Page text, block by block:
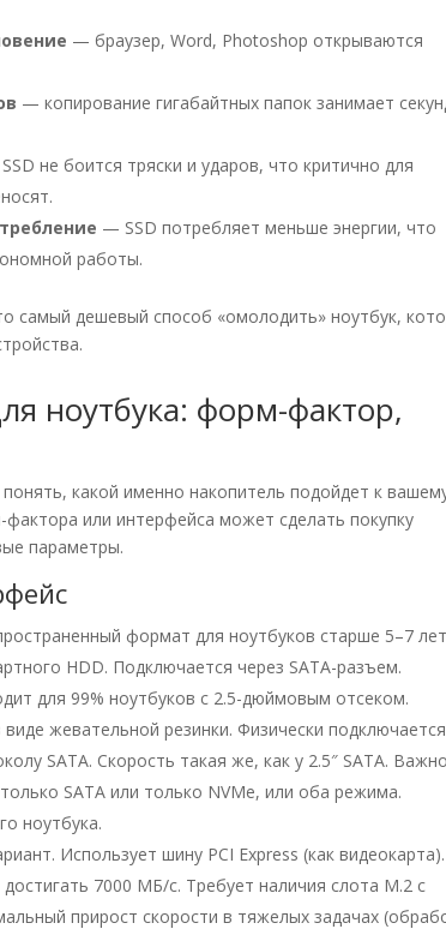
— браузер, Word, Photoshop открываются
— копирование гигабайтных папок занимает
не боится тряски и ударов, что критично для
— SSD потребляет меньше энергии, что
работы.
самый дешевый способ «омолодить» ноутбук,
ноутбука: форм-фактор,
какой именно накопитель подойдет к
или интерфейса может сделать покупку
параметры.
формат для ноутбуков старше 5–7
HDD. Подключается через SATA-разъем.
для 99% ноутбуков с 2.5-дюймовым отсеком.
жевательной резинки. Физически
SATA. Скорость такая же, как у 2.5″ SATA.
SATA или только NVMe, или оба режима.
ноутбука.
Использует шину PCI Express (как видеокарта).
7000 МБ/с. Требует наличия слота M.2 с
прирост скорости в тяжелых задачах